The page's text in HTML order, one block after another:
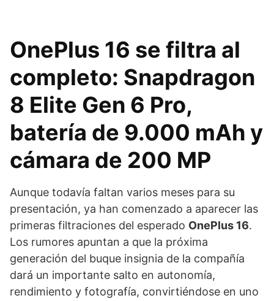
OnePlus 16 se filtra al
completo: Snapdragon
8 Elite Gen 6 Pro,
batería de 9.000 mAh y
cámara de 200 MP
Aunque todavía faltan varios meses para su
presentación, ya han comenzado a aparecer las
primeras filtraciones del esperado OnePlus 16.
Los rumores apuntan a que la próxima
generación del buque insignia de la compañía
dará un importante salto en autonomía,
rendimiento y fotografía, convirtiéndose en uno